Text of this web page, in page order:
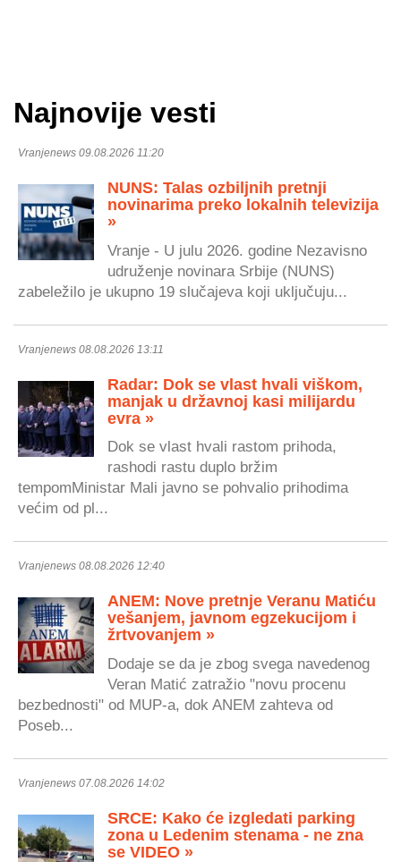
Najnovije vesti
Vranjenews 09.08.2026 11:20
NUNS: Talas ozbiljnih pretnji
novinarima preko lokalnih televizija
»
Vranje - U julu 2026. godine Nezavisno
udruženje novinara Srbije (NUNS)
zabeležilo je ukupno 19 slučajeva koji uključuju...
Vranjenews 08.08.2026 13:11
Radar: Dok se vlast hvali viškom,
manjak u državnoj kasi milijardu
evra »
Dok se vlast hvali rastom prihoda,
rashodi rastu duplo bržim
tempomMinistar Mali javno se pohvalio prihodima
većim od pl...
Vranjenews 08.08.2026 12:40
ANEM: Nove pretnje Veranu Matiću
vešanjem, javnom egzekucijom i
žrtvovanjem »
Dodaje se da je zbog svega navedenog
Veran Matić zatražio "novu procenu
bezbednosti" od MUP-a, dok ANEM zahteva od
Poseb...
Vranjenews 07.08.2026 14:02
SRCE: Kako će izgledati parking
zona u Ledenim stenama - ne zna
se VIDEO »